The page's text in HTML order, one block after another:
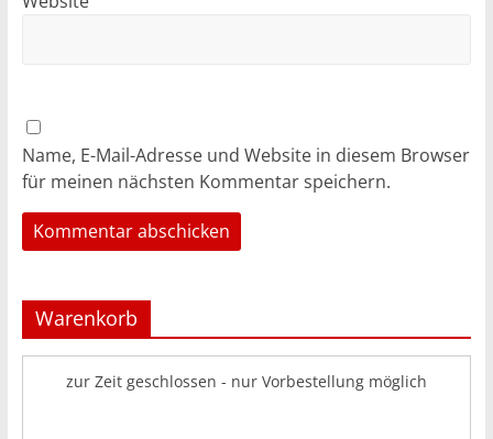
Name, E-Mail-Adresse und Website in diesem Browser
für meinen nächsten Kommentar speichern.
Warenkorb
zur Zeit geschlossen - nur Vorbestellung möglich